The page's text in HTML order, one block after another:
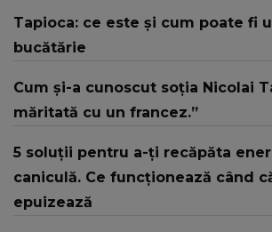
Tapioca: ce este și cum poate fi
bucătărie
Cum și-a cunoscut soția Nicolai
măritată cu un francez.”
5 soluții pentru a-ți recăpăta
caniculă. Ce funcționează când
epuizează